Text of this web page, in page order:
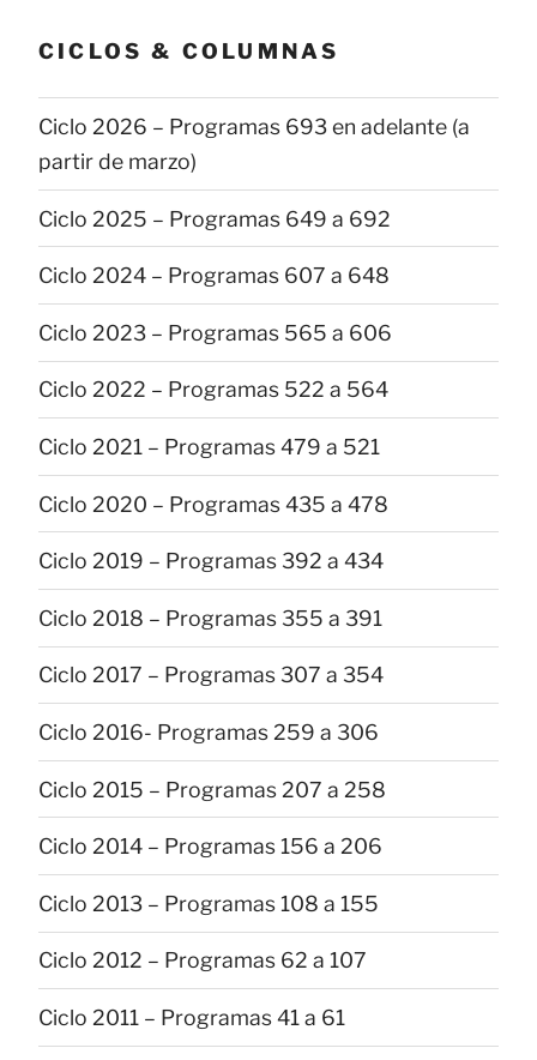
CICLOS & COLUMNAS
Ciclo 2026 – Programas 693 en adelante (a
partir de marzo)
Ciclo 2025 – Programas 649 a 692
Ciclo 2024 – Programas 607 a 648
Ciclo 2023 – Programas 565 a 606
Ciclo 2022 – Programas 522 a 564
Ciclo 2021 – Programas 479 a 521
Ciclo 2020 – Programas 435 a 478
Ciclo 2019 – Programas 392 a 434
Ciclo 2018 – Programas 355 a 391
Ciclo 2017 – Programas 307 a 354
Ciclo 2016- Programas 259 a 306
Ciclo 2015 – Programas 207 a 258
Ciclo 2014 – Programas 156 a 206
Ciclo 2013 – Programas 108 a 155
Ciclo 2012 – Programas 62 a 107
Ciclo 2011 – Programas 41 a 61